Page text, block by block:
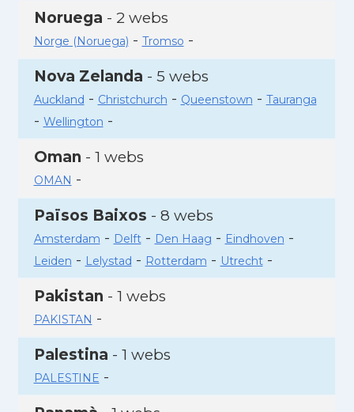
Noruega - 2 webs
Norge (Noruega) - Tromso -
Nova Zelanda - 5 webs
Auckland - Christchurch - Queenstown - Tauranga
- Wellington -
Oman - 1 webs
OMAN -
Països Baixos - 8 webs
Amsterdam - Delft- Den Haag - Eindhoven -
Leiden - Lelystad - Rotterdam - Utrecht-
Pakistan - 1 webs
PAKISTAN -
Palestina - 1 webs
PALESTINE -